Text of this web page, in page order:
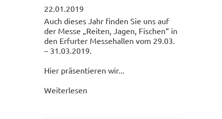
22.01.2019
Auch dieses Jahr finden Sie uns auf
der Messe „Reiten, Jagen, Fischen“ in
den Erfurter Messehallen vom 29.03.
– 31.03.2019.
Hier präsentieren wir...
Weiterlesen